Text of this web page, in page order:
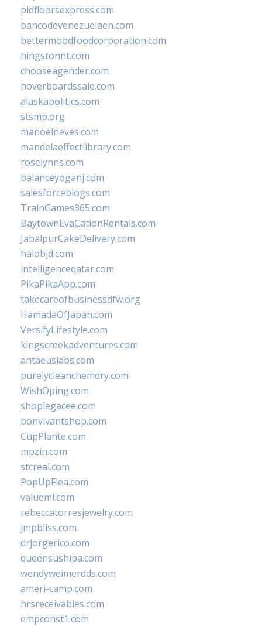
pidfloorsexpress.com
bancodevenezuelaen.com
bettermoodfoodcorporation.com
hingstonnt.com
chooseagender.com
hoverboardssale.com
alaskapolitics.com
stsmp.org
manoelneves.com
mandelaeffectlibrary.com
roselynns.com
balanceyoganj.com
salesforceblogs.com
TrainGames365.com
BaytownEvaCationRentals.com
JabalpurCakeDelivery.com
halobjd.com
intelligenceqatar.com
PikaPikaApp.com
takecareofbusinessdfw.org
HamadaOfJapan.com
VersifyLifestyle.com
kingscreekadventures.com
antaeuslabs.com
purelycleanchemdry.com
WishOping.com
shoplegacee.com
bonvivantshop.com
CupPlante.com
mpzin.com
stcreal.com
PopUpFlea.com
valueml.com
rebeccatorresjewelry.com
jmpbliss.com
drjorgerico.com
queensushipa.com
wendyweimerdds.com
ameri-camp.com
hrsreceivables.com
empconst1.com